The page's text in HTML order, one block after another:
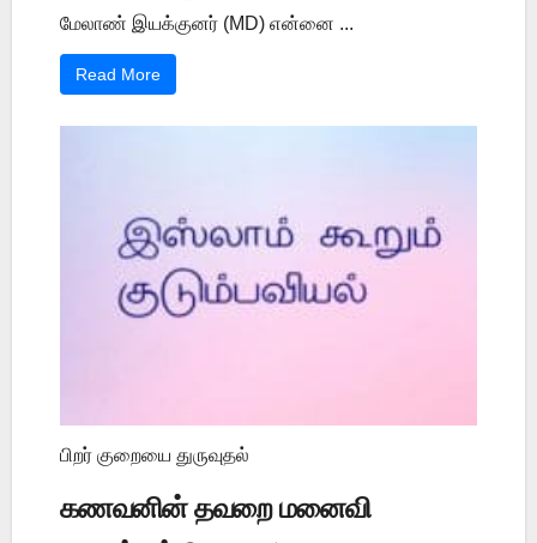
மேலாண் இயக்குனர் (MD) என்னை ...
Read More
பிறர் குறையை துருவுதல்
கணவனின் தவறை மனைவி